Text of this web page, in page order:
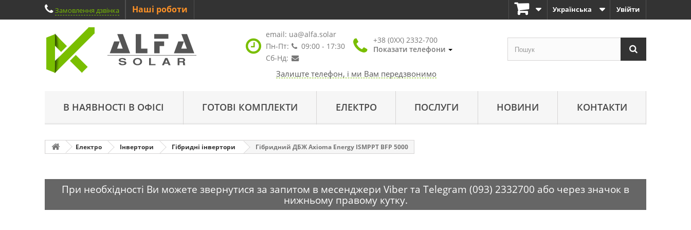
Увійти
Українська
Замовлення дзвінка Наші роботи
email: ua@alfa.solar
Пн-Пт:
09:00 - 17:30
Сб-Нд:
+38 (0XX) 2332-700
Показати телефони
Залиште телефон, і ми Вам передзвонимо
В НАЯВНОСТІ В ОФІСІ ГОТОВІ КОМПЛЕКТИ ЕЛЕКТРО ПОСЛУГИ НОВИНИ КОНТАКТИ
Електро Інвертори Гібридні інвертори Гібридний ДБЖ Axioma Energy ISMPPT BFP 5000
При необхідності Ви можете звернутися за запитом в месенджери Viber та Telegram (093) 2332700 або через значок в
нижньому правому кутку.